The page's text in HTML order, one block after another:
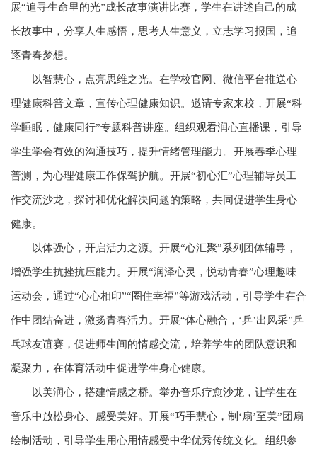
展“追寻生命里的光”成长故事演讲比赛，学生在讲述自己的成
长故事中，分享人生感悟，思考人生意义，立志学习报国，追
逐青春梦想。
以智慧心，点亮思维之光。在学校官网、微信平台推送心
理健康科普文章，宣传心理健康知识。邀请专家来校，开展“科
学睡眠，健康同行”专题科普讲座。组织观看润心直播课，引导
学生学会有效的沟通技巧，提升情绪管理能力。开展春季心理
普测，为心理健康工作保驾护航。开展“初心汇”心理辅导员工
作交流沙龙，探讨和优化解决问题的策略，共同促进学生身心
健康。
以体强心，开启活力之源。开展“心汇聚”系列团体辅导，
增强学生抗挫抗压能力。开展“润泽心灵，悦动青春”心理趣味
运动会，通过“心心相印”“圈住幸福”等游戏活动，引导学生在合
作中团结奋进，激扬青春活力。开展“体心融合，‘乒’出风采”乒
乓球友谊赛，促进师生间的情感交流，培养学生的团队意识和
凝聚力，在体育活动中促进学生身心健康。
以美润心，搭建情感之桥。举办音乐疗愈沙龙，让学生在
音乐中放松身心、感受美好。开展“巧手慧心，制‘扇’至美”团扇
绘制活动，引导学生用心用情感受中华优秀传统文化。组织参